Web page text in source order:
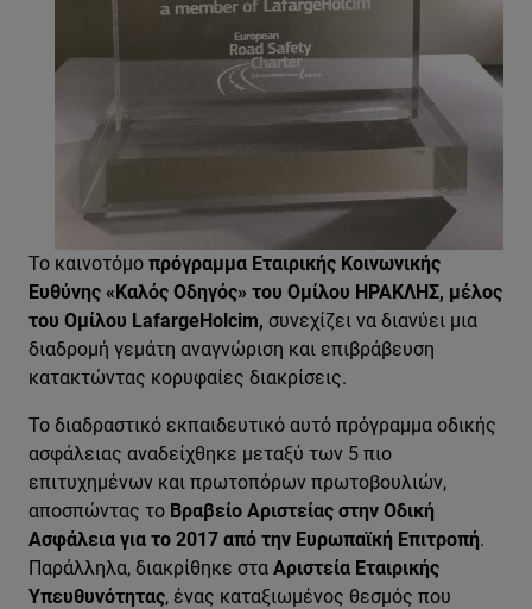
Το καινοτόμο πρόγραμμα Εταιρικής Κοινωνικής
Ευθύνης «Καλός Οδηγός» του Ομίλου ΗΡΑΚΛΗΣ, μέλος
του Ομίλου LafargeHolcim, συνεχίζει να διανύει μια
διαδρομή γεμάτη αναγνώριση και επιβράβευση
κατακτώντας κορυφαίες διακρίσεις.
Το διαδραστικό εκπαιδευτικό αυτό πρόγραμμα οδικής
ασφάλειας αναδείχθηκε μεταξύ των 5 πιο
επιτυχημένων και πρωτοπόρων πρωτοβουλιών,
αποσπώντας το Βραβείο Αριστείας στην Οδική
Ασφάλεια για το 2017 από την Ευρωπαϊκή Επιτροπή.
Παράλληλα, διακρίθηκε στα Αριστεία Εταιρικής
Υπευθυνότητας, ένας καταξιωμένος θεσμός που